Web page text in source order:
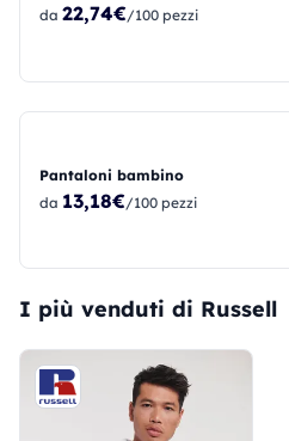
da 22,74€/100 pezzi
Pantaloni bambino
da 13,18€/100 pezzi
I più venduti di Russell